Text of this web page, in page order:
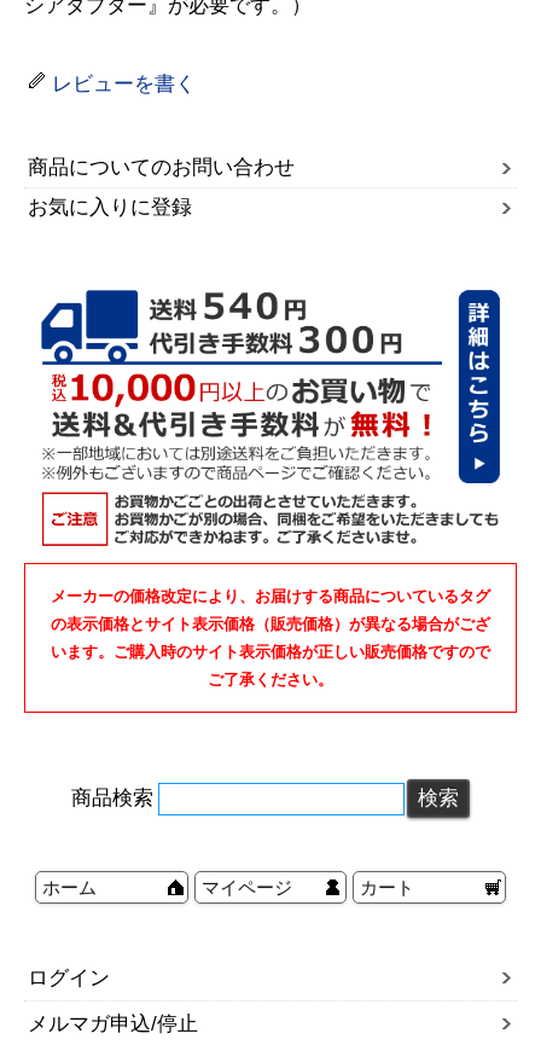
シアダプター』が必要です。）
レビューを書く
商品についてのお問い合わせ
お気に入りに登録
メーカーの価格改定により、お届けする商品についているタグ
の表示価格とサイト表示価格（販売価格）が異なる場合がござ
います。ご購入時のサイト表示価格が正しい販売価格ですので
ご了承ください。
商品検索
ホーム マイページ カート
ログイン
メルマガ申込/停止